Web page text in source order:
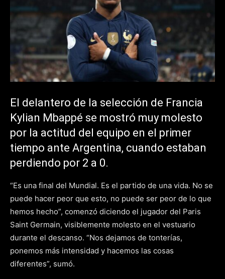
El delantero de la selección de Francia
Kylian Mbappé se mostró muy molesto
por la actitud del equipo en el primer
tiempo ante Argentina, cuando estaban
perdiendo por 2 a 0.
“Es una final del Mundial. Es el partido de una vida. No se
puede hacer peor que esto, no puede ser peor de lo que
hemos hecho”, comenzó diciendo el jugador del Paris
Saint Germain, visiblemente molesto en el vestuario
durante el descanso. “Nos dejamos de tonterías,
ponemos más intensidad y hacemos las cosas
diferentes”, sumó.